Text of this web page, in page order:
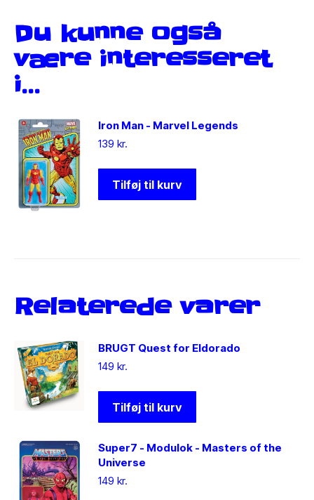
Du kunne også
være interesseret
i…
Iron Man - Marvel Legends
139 kr.
Tilføj til kurv
Relaterede varer
BRUGT Quest for Eldorado
149 kr.
Tilføj til kurv
Super7 - Modulok - Masters of the
Universe
149 kr.